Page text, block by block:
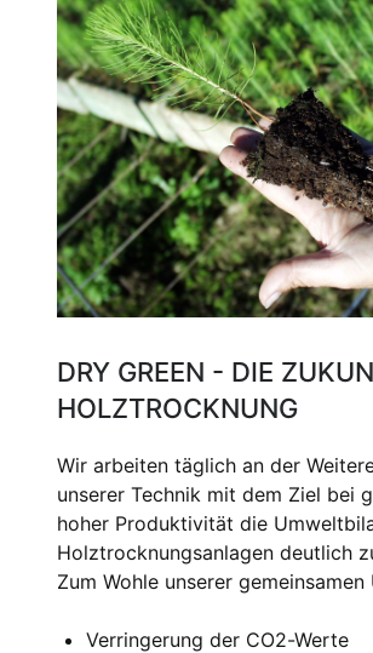
DRY GREEN - DIE
HOLZTROCKNUNG
Wir arbeiten täglich an der
unserer Technik mit dem Ziel bei
hoher Produktivität die
Holztrocknungsanlagen deutlich
Zum Wohle unserer gemeinsamen
Verringerung der CO2-Werte